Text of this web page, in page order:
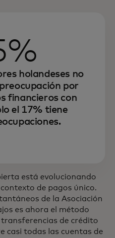
holandeses no
por
financieros con
el 17% tiene
está evolucionando
de pagos único.
de la Asociación
es ahora el método
de crédito
casi todas las cuentas de